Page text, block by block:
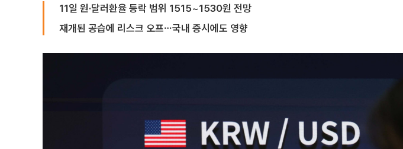
11일 원·달러환율 등락 범위 1515~1530원 전망
재개된 공습에 리스크 오프⋯국내 증시에도 영향